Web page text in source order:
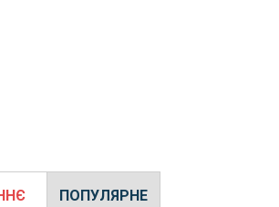
ПОПУЛЯРНЕ